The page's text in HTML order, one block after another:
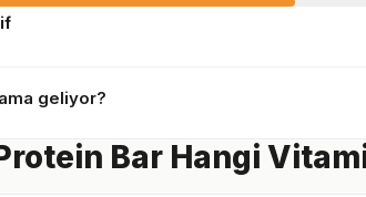
geliyor?
Bar Hangi